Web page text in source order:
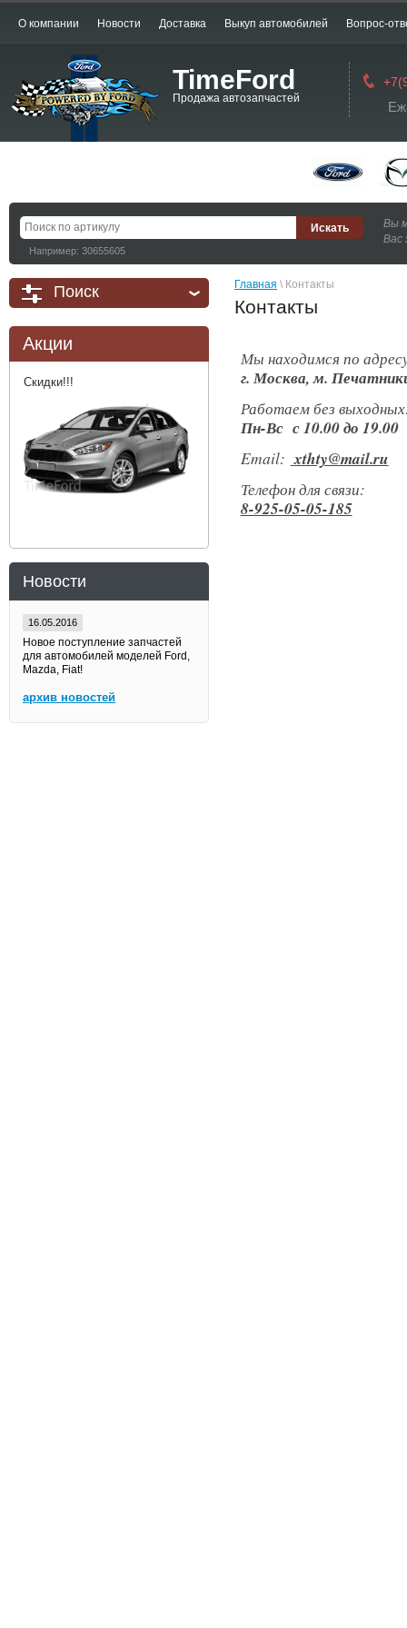
О компании Новости Доставка Выкуп автомобилей Вопрос-
TimeFord
Продажа автозапчастей
Например: 30655605
Вы
Вас
Поиск
Акции
Скидки!!!
Новости
16.05.2016
Новое поступление запчастей
для автомобилей моделей Ford,
Mazda, Fiat!
архив новостей
Главная \ Контакты
Контакты
Мы находимся по
г. Москва, м.
Работаем без
Пн-Вс с 10.00 до 19.00
Email: xthty@mail.ru
Телефон для связи:
8-925-05-05-185